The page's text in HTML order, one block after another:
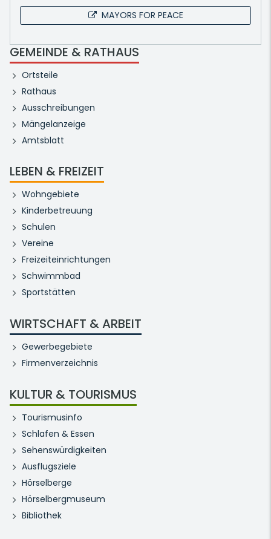
MAYORS FOR PEACE
GEMEINDE & RATHAUS
Ortsteile
Rathaus
Ausschreibungen
Mängelanzeige
Amtsblatt
LEBEN & FREIZEIT
Wohngebiete
Kinderbetreuung
Schulen
Vereine
Freizeiteinrichtungen
Schwimmbad
Sportstätten
WIRTSCHAFT & ARBEIT
Gewerbegebiete
Firmenverzeichnis
KULTUR & TOURISMUS
Tourismusinfo
Schlafen & Essen
Sehenswürdigkeiten
Ausflugsziele
Hörselberge
Hörselbergmuseum
Bibliothek